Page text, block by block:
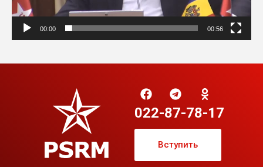
00:00 00:56
022-87-78-17
Вступить